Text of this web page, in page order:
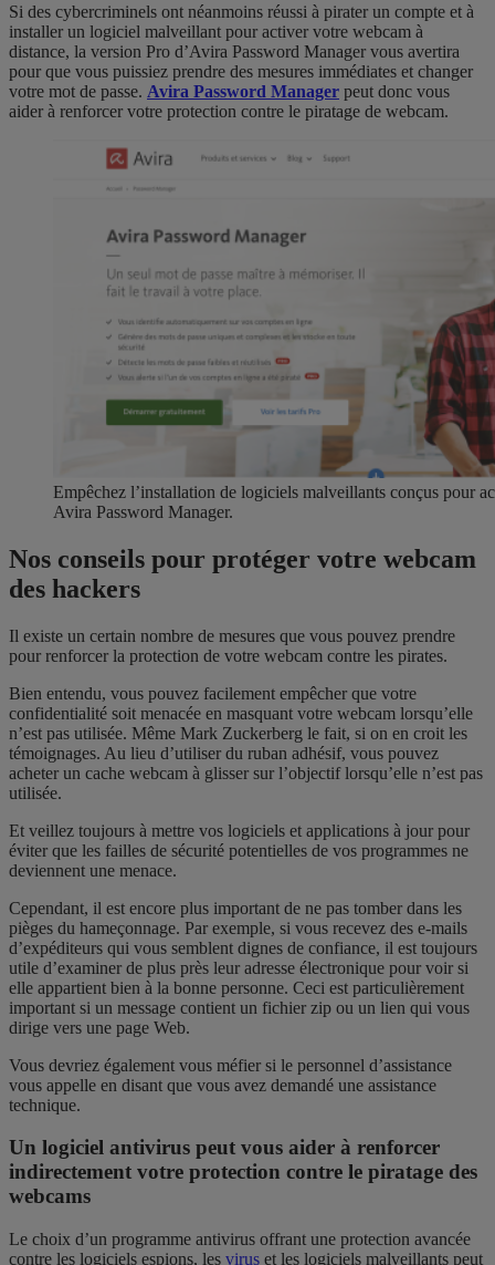
Si des cybercriminels ont néanmoins réussi à pirater un compte et à
installer un logiciel malveillant pour activer votre webcam à
distance, la version Pro d’Avira Password Manager vous avertira
pour que vous puissiez prendre des mesures immédiates et changer
votre mot de passe. Avira Password Manager peut donc vous
aider à renforcer votre protection contre le piratage de webcam.
Empêchez l’installation de logiciels malveillants conçus pour
Avira Password Manager.
Nos conseils pour protéger votre webcam
des hackers
Il existe un certain nombre de mesures que vous pouvez prendre
pour renforcer la protection de votre webcam contre les pirates.
Bien entendu, vous pouvez facilement empêcher que votre
confidentialité soit menacée en masquant votre webcam lorsqu’elle
n’est pas utilisée. Même Mark Zuckerberg le fait, si on en croit les
témoignages. Au lieu d’utiliser du ruban adhésif, vous pouvez
acheter un cache webcam à glisser sur l’objectif lorsqu’elle n’est pas
utilisée.
Et veillez toujours à mettre vos logiciels et applications à jour pour
éviter que les failles de sécurité potentielles de vos programmes ne
deviennent une menace.
Cependant, il est encore plus important de ne pas tomber dans les
pièges du hameçonnage. Par exemple, si vous recevez des e-mails
d’expéditeurs qui vous semblent dignes de confiance, il est toujours
utile d’examiner de plus près leur adresse électronique pour voir si
elle appartient bien à la bonne personne. Ceci est particulièrement
important si un message contient un fichier zip ou un lien qui vous
dirige vers une page Web.
Vous devriez également vous méfier si le personnel d’assistance
vous appelle en disant que vous avez demandé une assistance
technique.
Un logiciel antivirus peut vous aider à renforcer
indirectement votre protection contre le piratage des
webcams
Le choix d’un programme antivirus offrant une protection avancée
contre les logiciels espions, les virus et les logiciels malveillants peut